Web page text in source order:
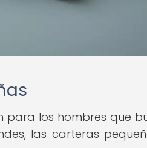
para los hombres que
las carteras